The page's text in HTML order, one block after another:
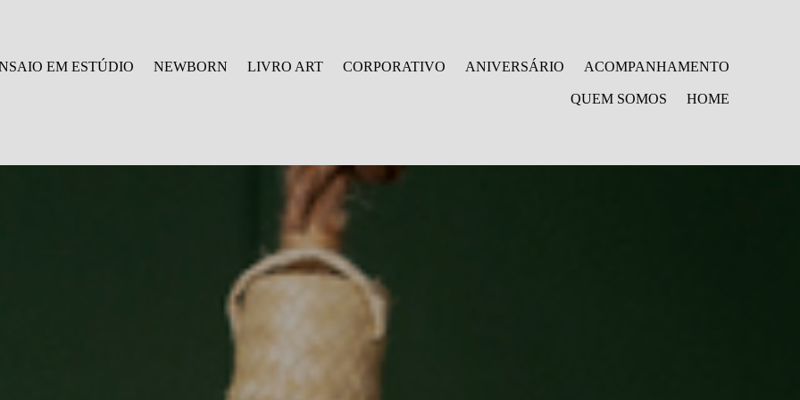
EM ESTÚDIO NEWBORN LIVRO ART CORPORATIVO ANIVERSÁRIO ACOMPANHAMENTO
QUEM SOMOS HOME